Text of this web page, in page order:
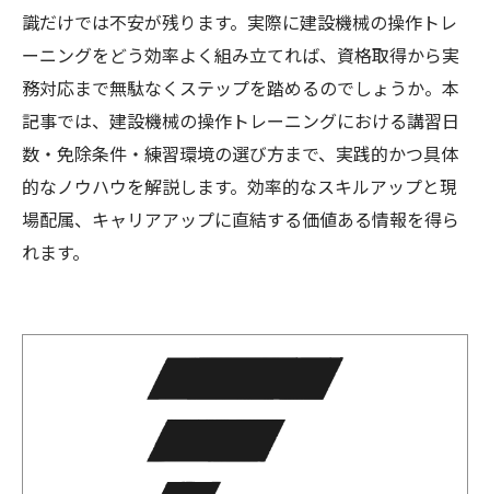
識だけでは不安が残ります。実際に建設機械の操作トレ
ーニングをどう効率よく組み立てれば、資格取得から実
務対応まで無駄なくステップを踏めるのでしょうか。本
記事では、建設機械の操作トレーニングにおける講習日
数・免除条件・練習環境の選び方まで、実践的かつ具体
的なノウハウを解説します。効率的なスキルアップと現
場配属、キャリアアップに直結する価値ある情報を得ら
れます。